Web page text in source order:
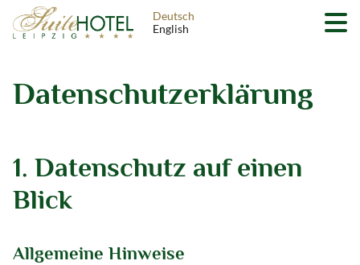
Deutsch
English
Datenschutz­erklärung
1. Datenschutz auf einen
Blick
Allgemeine Hinweise